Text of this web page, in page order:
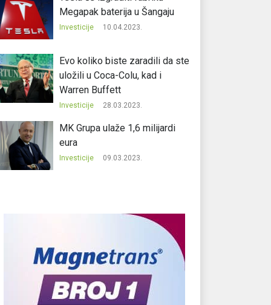
Megapak baterija u Šangaju
Investicije 10.04.2023.
Evo koliko biste zaradili da ste
uložili u Coca-Colu, kad i
Warren Buffett
Investicije 28.03.2023.
MK Grupa ulaže 1,6 milijardi
eura
Investicije 09.03.2023.